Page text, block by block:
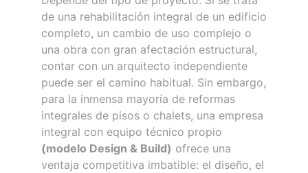
de una rehabilitación integral de un edificio
completo, un cambio de uso complejo o
una obra con gran afectación estructural,
contar con un arquitecto independiente
puede ser el camino habitual. Sin embargo,
para la inmensa mayoría de reformas
integrales de pisos o chalets, una empresa
integral con equipo técnico propio
(modelo Design & Build) ofrece una
ventaja competitiva imbatible: el diseño, el